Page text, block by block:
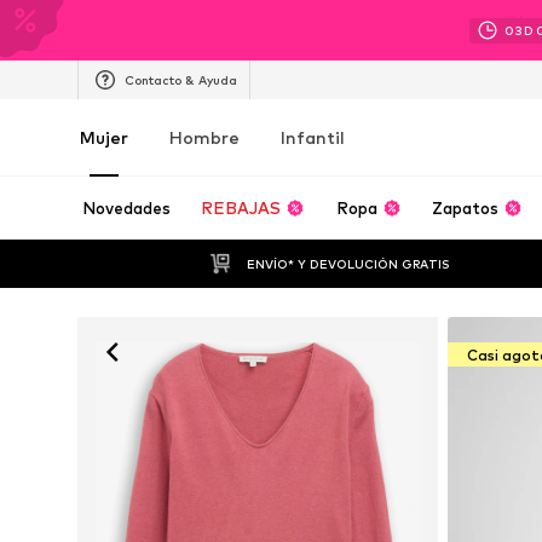
03D
Contacto & Ayuda
Mujer Hombre Infantil
Novedades REBAJAS Ropa Zapatos
ENVÍO* Y DEVOLUCIÓN GRATIS
Casi